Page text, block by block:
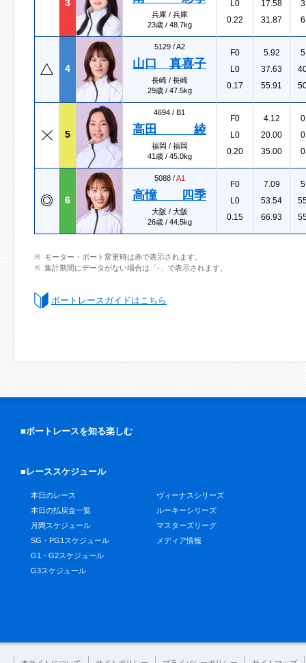
3
兵庫 / 兵庫
23歳 / 48.7kg
L0
0.22
17.58
31.87
4
5129 /A2
山口 真喜子
長崎 / 長崎
29歳 / 47.5kg
F0
L0
0.17
5.92
37.63
55.91
5
4694 / B1
高田 綾
福岡 / 福岡
41歳 / 45.0kg
F0
L0
0.20
4.12
20.00
35.00
6
5088 /A1
高憧 四季
大阪 / 大阪
26歳 / 44.5kg
F0
L0
0.15
7.09
53.54
66.93
モーター・ボート変更時は赤で表示されます。
集計期間にデータがない場合は「-」で表示されます。
ボートレースガイドはこちら
■ボートレースを知る楽しむ
■レーススケジュール
本日のレース
本日の払戻金一覧
月間スケジュール
SG・PG1スケジュール
G1・G2スケジュール
G3スケジュール
ヴィーナスシリーズ
ルーキーシリーズ
マスターズリーグ
メディア情報